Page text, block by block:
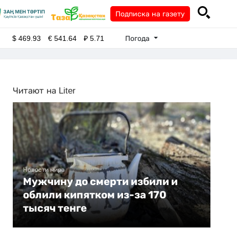
Подписка на газету
$469.93 €541.64 ₽5.71 Погода
Читают на Liter
Новости мира
Мужчину до смерти избили и
облили кипятком из-за 170
тысяч тенге